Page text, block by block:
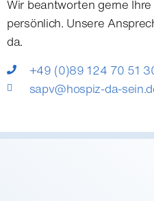
Wir beantworten gerne
persönlich. Unsere
da.
+49 (0)89 124 70 51
sapv@hospiz-da-